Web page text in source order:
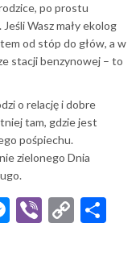
po prostu
Wasz mały ekolog
od stóp do głów, a w
stacji benzynowej – to
o relację i dobre
tam, gdzie jest
pośpiechu.
zielonego Dnia
Messenger
Viber
Copy